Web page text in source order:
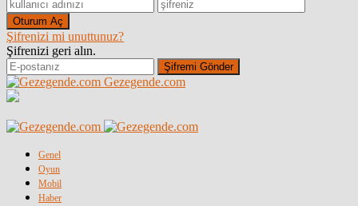
Şifrenizi mi unuttunuz?
Şifrenizi geri alın.
Gezegende.com
Genel
Oyun
Mobil
Haber